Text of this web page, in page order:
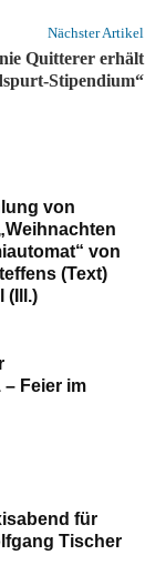
Nächster Artikel
Quitterer erhält
Stipendium“
von
von
(Text)
(Ill.)
Feier im
für
Tischer